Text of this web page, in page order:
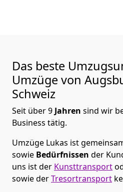
Das beste
Umzüge von
Schweiz
Seit über9 Jahren sind wir
Business tätig.
Umzüge Lukas ist
sowie Bedürfnissen der
uns ist der Kunsttransport
sowie derTresortransport